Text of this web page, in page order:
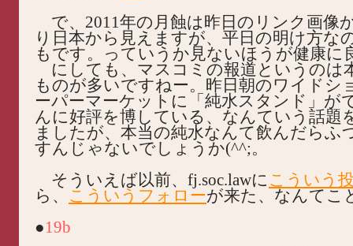
で、2011年の月蝕は昨日のリンク画像
り日本から見えますが、平日の明け方な
もです。っていうか見ないほうが健康に
にしても、マスコミの報道というのは
ものが多いですねー。昨日朝のワイドシ
ーパーマーケットに「純水スタンド」が
んに好評を博している、なんていう話題
ましたが、本当の純水なんて飲んだらふ
すんじゃないでしょうか(^^;。
そういえば以前、fj.soc.lawに こういう
ら、 こういうフォローが来た、なんてこ
●19b